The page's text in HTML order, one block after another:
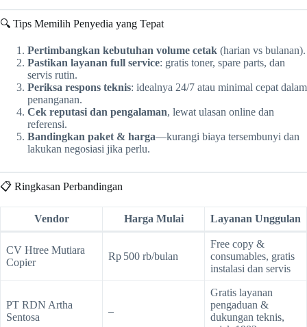
🔍 Tips Memilih Penyedia yang Tepat
Pertimbangkan kebutuhan volume cetak (harian vs bulanan).
Pastikan layanan full service: gratis toner, spare parts, dan
servis rutin.
Periksa respons teknis: idealnya 24/7 atau minimal cepat dalam
penanganan.
Cek reputasi dan pengalaman, lewat ulasan online dan
referensi.
Bandingkan paket & harga—kurangi biaya tersembunyi dan
lakukan negosiasi jika perlu.
📋 Ringkasan Perbandingan
Vendor Harga Mulai Layanan Unggulan
CV Htree Mutiara
Copier
Rp 500 rb/bulan
Free copy &
consumables, gratis
instalasi dan servis
PT RDN Artha
Sentosa
–
Gratis layanan
pengaduan &
dukungan teknis,